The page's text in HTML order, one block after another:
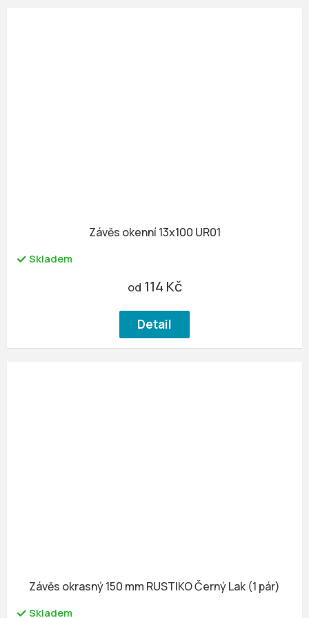
Závěs okenní 13x100 UR01
Skladem
od 114 Kč
Detail
Závěs okrasný 150 mm RUSTIKO Černý Lak (1 pár)
Skladem